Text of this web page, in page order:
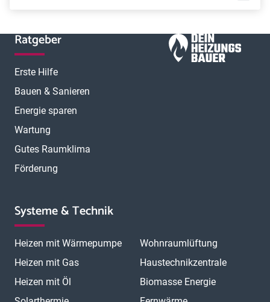
Ratgeber
Erste Hilfe
Bauen & Sanieren
Energie sparen
Wartung
Gutes Raumklima
Förderung
Systeme & Technik
Heizen mit Wärmepumpe
Heizen mit Gas
Heizen mit Öl
Wohnraumlüftung
Haustechnikzentrale
Biomasse Energie